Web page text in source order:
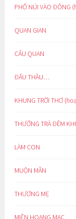
PHỐ NÚI VÀO ĐÔNG
QUAN GIAN
CẨU QUAN
ĐẤU THẦU…
KHUNG TRỜI THƠ
THƯỞNG TRÀ ĐÊM
LÀM CON
MUỘN MẰN
THƯƠNG MẸ
MIỀN HOANG MẠC